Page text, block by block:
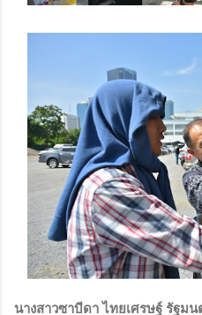
นางสาวซาบีดา ไทยเศรษฐ์ รัฐมน